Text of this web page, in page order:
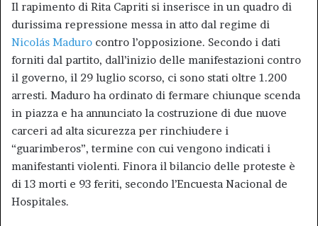
Il rapimento di Rita Capriti si inserisce in un quadro di
durissima repressione messa in atto dal regime di
Nicolás Maduro contro l’opposizione. Secondo i dati
forniti dal partito, dall’inizio delle manifestazioni contro
il governo, il 29 luglio scorso, ci sono stati oltre 1.200
arresti. Maduro ha ordinato di fermare chiunque scenda
in piazza e ha annunciato la costruzione di due nuove
carceri ad alta sicurezza per rinchiudere i
“guarimberos”, termine con cui vengono indicati i
manifestanti violenti. Finora il bilancio delle proteste è
di 13 morti e 93 feriti, secondo l’Encuesta Nacional de
Hospitales.